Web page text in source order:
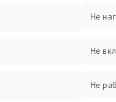
Не
Не
Не